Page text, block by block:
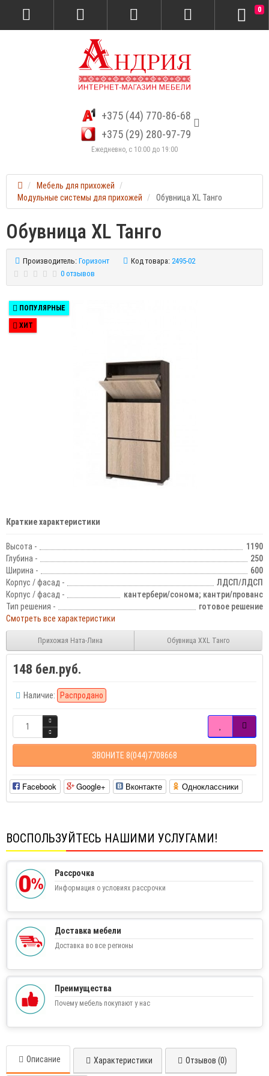
+375 (44) 770-86-68
+375 (29) 280-97-79
Ежедневно, с 10:00 до 19:00
0
Мебель для прихожей
Модульные системы для прихожей
Обувница XL Танго
Обувница XL Танго
Производитель: Горизонт Код товара: 2495-02
0 отзывов
ПОПУЛЯРНЫЕ
ХИТ
Краткие характеристики
Высота -
1190
Глубина -
250
Ширина -
600
Корпус / фасад -
ЛДСП/ЛДСП
Корпус / фасад -
кантербери/сонома; кантри/прованс
Тип решения -
готовое решение
Смотреть все характеристики
Прихожая Ната-Лина Обувница XXL Танго
148 бел.руб.
Наличие: Распродано
ЗВОНИТЕ 8(044)7708668
Facebook Google+ Вконтакте Одноклассники
ВОСПОЛЬЗУЙТЕСЬ НАШИМИ УСЛУГАМИ!
Рассрочка
Информация о условиях рассрочки
Доставка мебели
Доставка во все регионы
Преимущества
Почему мебель покупают у нас
Описание Характеристики Отзывов (0)